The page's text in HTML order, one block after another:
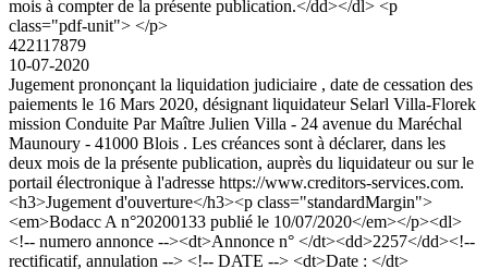
mois à compter de la présente publication.</dd></dl> <p
class="pdf-unit"> </p>
422117879
10-07-2020
Jugement prononçant la liquidation judiciaire , date de cessation des
paiements le 16 Mars 2020, désignant liquidateur Selarl Villa-Florek
mission Conduite Par Maître Julien Villa - 24 avenue du Maréchal
Maunoury - 41000 Blois . Les créances sont à déclarer, dans les
deux mois de la présente publication, auprès du liquidateur ou sur le
portail électronique à l'adresse https://www.creditors-services.com.
<h3>Jugement d'ouverture</h3><p class="standardMargin">
<em>Bodacc A n°20200133 publié le 10/07/2020</em></p><dl>
<!-- numero annonce --><dt>Annonce n° </dt><dd>2257</dd><!--
rectificatif, annulation --> <!-- DATE --> <dt>Date : </dt>